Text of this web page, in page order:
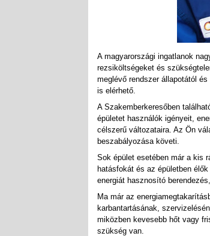
A magyarországi ingatlanok
rezsiköltségeket és
meglévő rendszer állapotától
is elérhető.
A Szakemberkeresőben
épületet használók igényeit,
célszerű változataira. Az Ön
beszabályozása követi.
Sok épület esetében már a kis
hatásfokát és az épületben
energiát hasznosító
Ma már az
karbantartásának,
miközben kevesebb hőt vagy
szükség van.